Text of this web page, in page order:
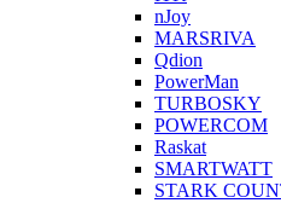
nJoy
MARSRIVA
Qdion
PowerMan
TURBOSKY
POWERCOM
Raskat
SMARTWATT
STARK